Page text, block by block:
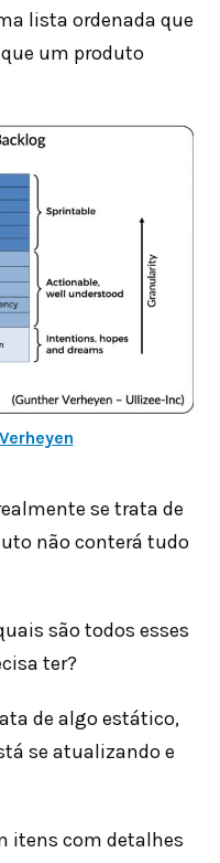
lista ordenada que
um produto
se trata de
não conterá tudo
são todos esses
ter?
de algo estático,
se atualizando e
itens com detalhes